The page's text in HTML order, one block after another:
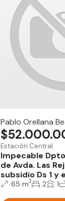
Pablo Orellana
Estación Central
Impecable
de Avda. Las
subsidio Ds 1 y
65 m2 2 1